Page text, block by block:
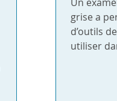
grise a
d’outils
utiliser